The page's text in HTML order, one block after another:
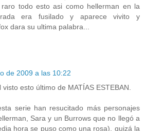
todo esto asi como hellerman en la
era fusilado y aparece vivito y
dara su ultima palabra...
de 2009 a las 10:22
visto esto último de MATÍAS ESTEBAN.
serie han resucitado más personajes
Sara y un Burrows que no llegó a
hora se puso como una rosa), quizá la